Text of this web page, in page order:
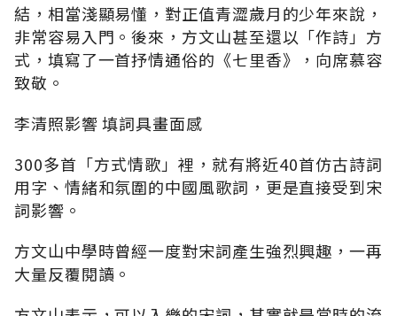
結，相當淺顯易懂，對正值青澀歲月的少年來說，
非常容易入門。後來，方文山甚至還以「作詩」方
式，填寫了一首抒情通俗的《七里香》，向席慕容
致敬。
李清照影響 填詞具畫面感
300多首「方式情歌」裡，就有將近40首仿古詩詞
用字、情緒和氛圍的中國風歌詞，更是直接受到宋
詞影響。
方文山中學時曾經一度對宋詞產生強烈興趣，一再
大量反覆閱讀。